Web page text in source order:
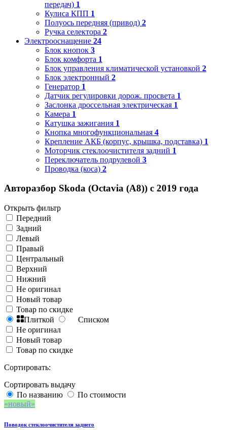
передач) 1
Кулиса КПП 1
Полуось передняя (привод) 2
Ручка селектора 2
Электрооснащение 24
Блок кнопок 3
Блок комфорта 1
Блок управления климатической установкой 2
Блок электронный 2
Генератор 1
Датчик регулировки дорож. просвета 1
Заслонка дроссельная электрическая 1
Камера 1
Катушка зажигания 1
Кнопка многофункциональная 4
Крепление АКБ (корпус, крышка, подставка) 1
Моторчик стеклоочистителя задний 1
Переключатель подрулевой 3
Проводка (коса) 2
Авторазбор Skoda (Octavia (A8)) с 2019 года
Открыть фильтр
Передний
Задний
Левый
Правый
Центральный
Верхний
Нижний
Не оригинал
Новый товар
Товар по скидке
Плиткой
Списком
Не оригинал
Новый товар
Товар по скидке
Сортировать:
Сортировать выдачу
По названию
По стоимости
новый
Поводок стеклоочистителя заднего